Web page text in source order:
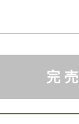
完 売